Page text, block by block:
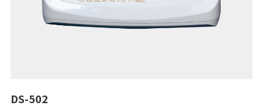
DS-502